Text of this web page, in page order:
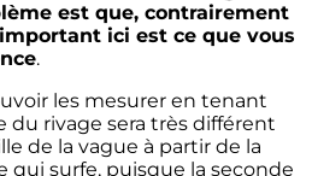
est que, contrairement
ici est ce que vous
.
les mesurer en tenant
du rivage sera très différent
de la vague à partir de la
qui surfe, puisque la seconde